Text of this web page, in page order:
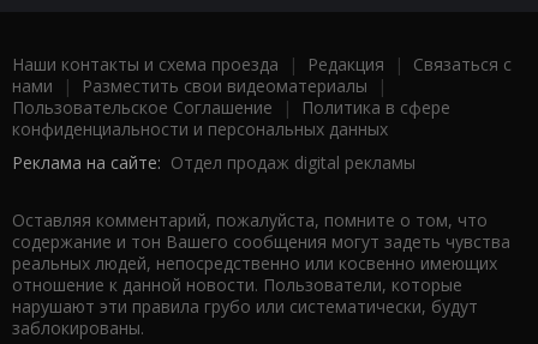
Наши контакты и схема проезда | Редакция | Связаться с
нами | Разместить свои видеоматериалы |
Пользовательское Соглашение |
Политика в сфере
конфиденциальности и персональных данных
Реклама на сайте: Отдел продаж digital рекламы
Оставляя комментарий, пожалуйста, помните о том, что
содержание и тон Вашего сообщения могут задеть чувства
реальных людей, непосредственно или косвенно имеющих
отношение к данной новости. Пользователи, которые
нарушают эти правила грубо или систематически, будут
заблокированы.